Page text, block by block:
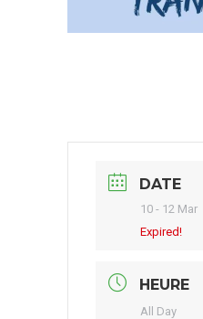
DATE
10 - 12 Mar
Expired!
HEURE
All Day